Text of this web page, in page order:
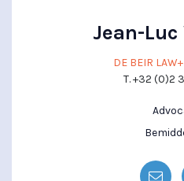
Jean-Luc
DE BEIR
T. +32 (0)2